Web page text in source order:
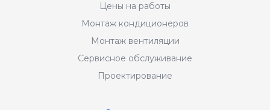
Цены на работы
Монтаж кондиционеров
Монтаж вентиляции
Сервисное обслуживание
Проектирование